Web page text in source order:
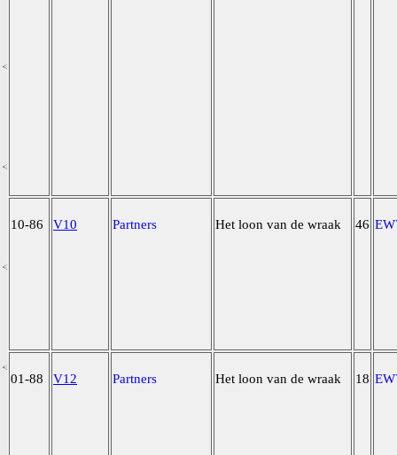
10-86 V10 Partners Het loon van de wraak 46
01-88 V12 Partners Het loon van de wraak 18